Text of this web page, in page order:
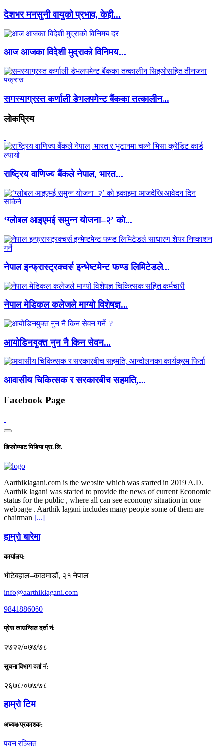
देशभर मनसुनी वायुको प्रभाव, केही...
आज आजका विदेशी मुद्राको विनिमय...
समस्याग्रस्त कर्णाली डेभलपमेन्ट बैंकका तत्कालीन...
लाेकप्रिय
राष्ट्रिय वाणिज्य बैंकले नेपाल, भारत...
‘ग्लोबल आइएमई समुन्न योजना–२’ को...
नेपाल इन्फ्रास्ट्रक्चर्स इन्भेष्टमेन्ट फण्ड लिमिटेडले...
नेपाल मेडिकल कलेजले माग्यो विशेषज्ञ...
आयोडिनयुक्त नुन नै किन सेवन...
आवासीय चिकित्सक र सरकारबीच सहमति,...
Facebook Page
डिप्लोम्याट मिडिया प्रा. लि.
Aarthiklagani.com is the website which was started in 2019 A.D.
Aarthik lagani was started to provide the news of current Economic
status for the public , where all can see economy situation in one
webpage . Aarthik lagani includes many people some of them are
chairman [...]
हाम्राे बारेमा
कार्यालय:
भोटेबहाल–काठमाडौं, २१ नेपाल
info@aarthiklagani.com
9841886060
प्रेस काउन्सिल दर्ता नं:
२७२२/०७७/७८
सुचना विभाग दर्ता नं:
२६७८/०७७/७८
हाम्राे टिम
अध्यक्ष/प्रकाशक:
पवन रञ्जित